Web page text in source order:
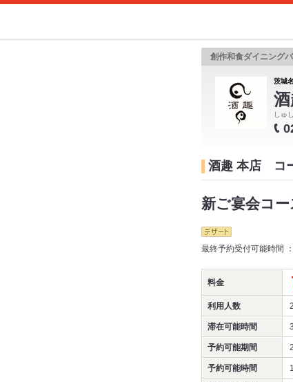
創作和食ダイニング
茨城
しゅ
酒趣 本店 コ
新ご宴会コー
最終予約受付可能時間
料金
利用人数
滞在可能時間
予約可能期間
予約可能時間